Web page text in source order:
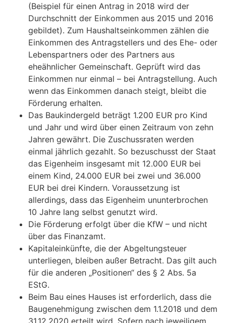
(Beispiel für einen Antrag in 2018 wird der
Durchschnitt der Einkommen aus 2015 und 2016
gebildet). Zum Haushaltseinkommen zählen die
Einkommen des Antragstellers und des Ehe- oder
Lebenspartners oder des Partners aus
eheähnlicher Gemeinschaft. Geprüft wird das
Einkommen nur einmal – bei Antragstellung. Auch
wenn das Einkommen danach steigt, bleibt die
Förderung erhalten.
Das Baukindergeld beträgt 1.200 EUR pro Kind
und Jahr und wird über einen Zeitraum von zehn
Jahren gewährt. Die Zuschussraten werden
einmal jährlich gezahlt. So bezuschusst der Staat
das Eigenheim insgesamt mit 12.000 EUR bei
einem Kind, 24.000 EUR bei zwei und 36.000
EUR bei drei Kindern. Voraussetzung ist
allerdings, dass das Eigenheim ununterbrochen
10 Jahre lang selbst genutzt wird.
Die Förderung erfolgt über die KfW – und nicht
über das Finanzamt.
Kapitaleinkünfte, die der Abgeltungsteuer
unterliegen, bleiben außer Betracht. Das gilt auch
für die anderen „Positionen“ des § 2 Abs. 5a
EStG.
Beim Bau eines Hauses ist erforderlich, dass die
Baugenehmigung zwischen dem 1.1.2018 und dem
31.12.2020 erteilt wird. Sofern nach jeweiligem